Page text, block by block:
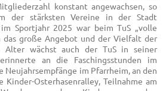
konstant angewachsen, so
der stärksten Vereine in der Stadt
Sportjahr 2025 war beim TuS „volle
das große Angebot und der Vielfalt der
Alter wächst auch der TuS in seiner
an die Faschingsstunden im
Neujahrsempfänge im Pfarrheim, an den
Kinder-Osterhasenralley, Teilnahme am